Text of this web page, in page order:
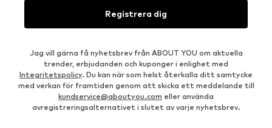
Registrera dig
Jag vill gärna få nyhetsbrev från ABOUT YOU om aktuella
trender, erbjudanden och kuponger i enlighet med
Integritetspolicy. Du kan när som helst återkalla ditt samtycke
med verkan för framtiden genom att skicka ett meddelande till
kundservice@aboutyou.com eller använda
avregistreringsalternativet i slutet av varje nyhetsbrev.